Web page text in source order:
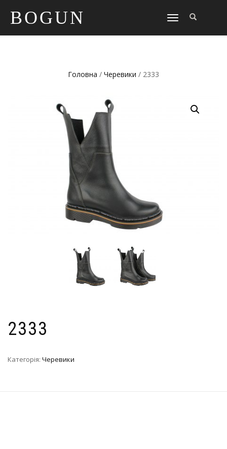
BOGUN
TOGGLE
Головна / Черевики / 2333
2333
Категорія: Черевики